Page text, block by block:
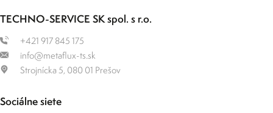
TECHNO-SERVICE SK spol. s r.o.
+421 917 845 175
info@metaflux-ts.sk
Strojnícka 5, 080 01 Prešov
Sociálne siete